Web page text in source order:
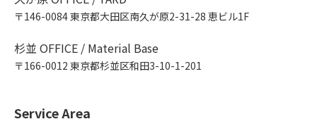
〒146-0084 東京都大田区南久が原2-31-28 恵ビル1F
杉並 OFFICE / Material Base
〒166-0012 東京都杉並区和田3-10-1-201
Service Area